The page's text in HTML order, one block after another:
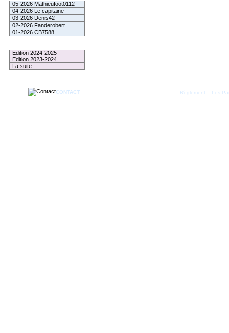
05-2026 Mathieufoot0112
04-2026 Le capitaine
03-2026 Denis42
02-2026 Fanderobert
01-2026 CB7588
Edition 2024-2025
Edition 2023-2024
La suite ...
CONTACT Règlement Les